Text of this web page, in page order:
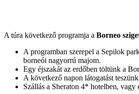
A túra következő programja a Borneo
A programban szerepel a Sepilok
borneói nagyorrú majom.
Egy éjszakát az erdőben töltünk a
A következő napon látogatást
Szállás a Sheraton 4* hotelben,